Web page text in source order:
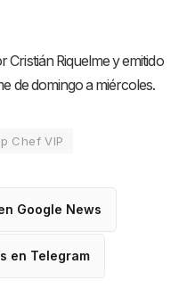
Cristián Riquelme y emitido
de domingo a miércoles.
Chef VIP
Google News
en Telegram